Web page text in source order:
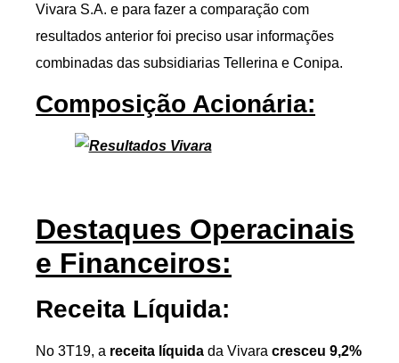
Vivara S.A. e para fazer a comparação com
resultados anterior foi preciso usar informações
combinadas das subsidiarias Tellerina e Conipa.
Composição Acionária:
Destaques Operacinais
e Financeiros:
Receita Líquida:
No 3T19, a receita líquida da Vivara cresceu 9,2%